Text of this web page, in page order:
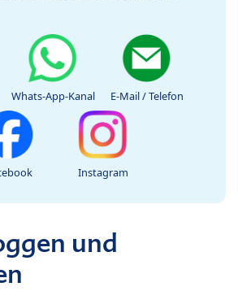
Whats-App-Kanal E-Mail / Telefon
Instagram
und